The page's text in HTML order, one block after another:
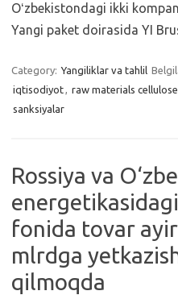
Oʻzbekistondagi ikki
Yangi paket doirasida YI
Category: Yangiliklar va tahlil
iqtisodiyot, raw materials cellulose
sanksiyalar
Rossiya va
fonida tovar
mlrdga
qilmoqda